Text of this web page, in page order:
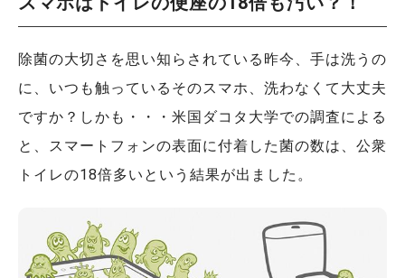
除菌の大切さを思い知らされている昨今、手は洗うの
に、いつも触っているそのスマホ、洗わなくて大丈夫
ですか？しかも・・・米国ダコタ大学での調査による
と、スマートフォンの表面に付着した菌の数は、公衆
トイレの18倍多いという結果が出ました。